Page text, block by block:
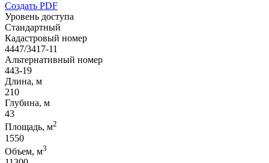
Создать PDF
Уровень доступа
Стандартный
Кадастровый номер
4447/3417-11
Альтернативный номер
443-19
Длина, м
210
Глубина, м
43
Площадь, м2
1550
Объем, м3